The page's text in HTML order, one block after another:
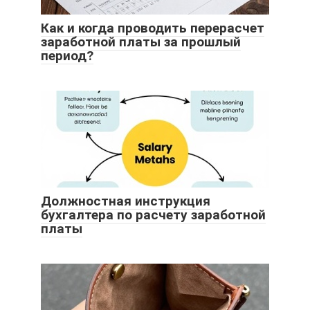
Как и когда проводить перерасчет
заработной платы за прошлый
период?
Должностная инструкция
бухгалтера по расчету заработной
платы